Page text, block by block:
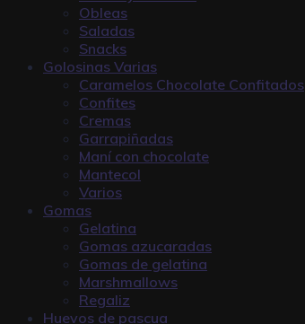
Obleas
Saladas
Snacks
Golosinas Varias
Caramelos Chocolate Confitados
Confites
Cremas
Garrapiñadas
Maní con chocolate
Mantecol
Varios
Gomas
Gelatina
Gomas azucaradas
Gomas de gelatina
Marshmallows
Regaliz
Huevos de pascua